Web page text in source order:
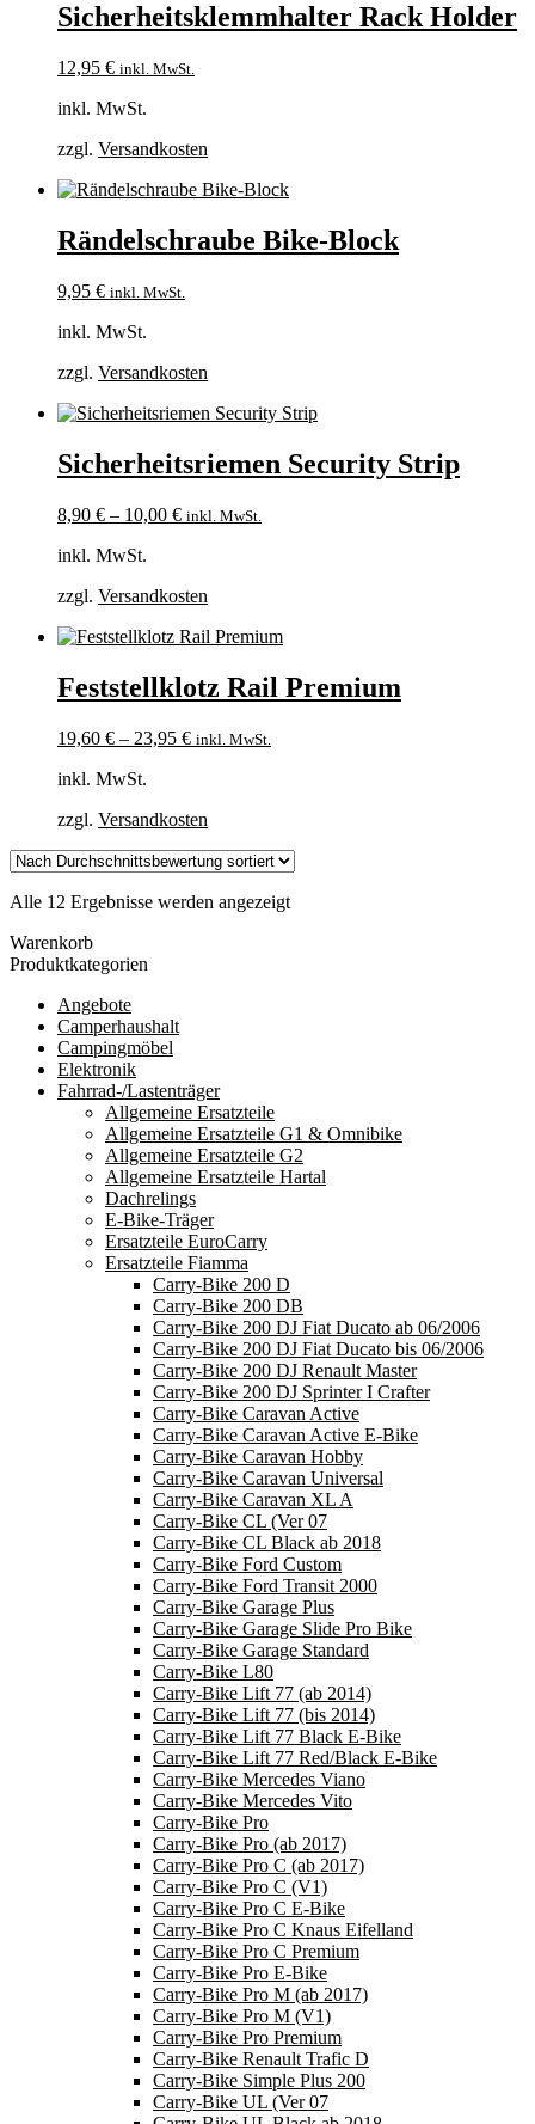
Sicherheitsklemmhalter Rack Holder
12,95 € inkl. MwSt.
inkl. MwSt.
zzgl. Versandkosten
Rändelschraube Bike-Block
9,95 € inkl. MwSt.
inkl. MwSt.
zzgl. Versandkosten
Sicherheitsriemen Security Strip
8,90 € – 10,00 € inkl. MwSt.
inkl. MwSt.
zzgl. Versandkosten
Feststellklotz Rail Premium
19,60 € – 23,95 € inkl. MwSt.
inkl. MwSt.
zzgl. Versandkosten
Alle 12 Ergebnisse werden angezeigtNach
Warenkorb
Produktkategorien
Angebote
Camperhaushalt
Campingmöbel
Elektronik
Fahrrad-/Lastenträger
Allgemeine Ersatzteile
Allgemeine Ersatzteile G1 & Omnibike
Allgemeine Ersatzteile G2
Allgemeine Ersatzteile Hartal
Dachrelings
E-Bike-Träger
Ersatzteile EuroCarry
Ersatzteile Fiamma
Carry-Bike 200 D
Carry-Bike 200 DB
Carry-Bike 200 DJ Fiat Ducato ab 06/2006
Carry-Bike 200 DJ Fiat Ducato bis 06/2006
Carry-Bike 200 DJ Renault Master
Carry-Bike 200 DJ Sprinter I Crafter
Carry-Bike Caravan Active
Carry-Bike Caravan Active E-Bike
Carry-Bike Caravan Hobby
Carry-Bike Caravan Universal
Carry-Bike Caravan XL A
Carry-Bike CL (Ver 07
Carry-Bike CL Black ab 2018
Carry-Bike Ford Custom
Carry-Bike Ford Transit 2000
Carry-Bike Garage Plus
Carry-Bike Garage Slide Pro Bike
Carry-Bike Garage Standard
Carry-Bike L80
Carry-Bike Lift 77 (ab 2014)
Carry-Bike Lift 77 (bis 2014)
Carry-Bike Lift 77 Black E-Bike
Carry-Bike Lift 77 Red/Black E-Bike
Carry-Bike Mercedes Viano
Carry-Bike Mercedes Vito
Carry-Bike Pro
Carry-Bike Pro (ab 2017)
Carry-Bike Pro C (ab 2017)
Carry-Bike Pro C (V1)
Carry-Bike Pro C E-Bike
Carry-Bike Pro C Knaus Eifelland
Carry-Bike Pro C Premium
Carry-Bike Pro E-Bike
Carry-Bike Pro M (ab 2017)
Carry-Bike Pro M (V1)
Carry-Bike Pro Premium
Carry-Bike Renault Trafic D
Carry-Bike Simple Plus 200
Carry-Bike UL (Ver 07